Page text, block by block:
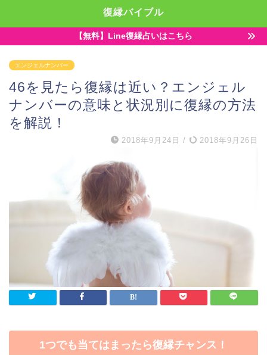
復縁バイブル
【無料】Line復縁占いはこちら
エンジェルナンバー
46を見たら復縁は近い？エンジェル
ナンバーの意味と状況別に復縁の方法
を解説！
2018年9月24日 / 2018年9月26日
1つでも当てはまったら復縁チャンス！